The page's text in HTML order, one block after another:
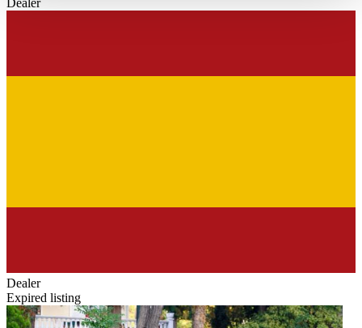
haben oder die sie im Rahmen Ihrer Nutzung der Dienste
Dealer
Expired listing